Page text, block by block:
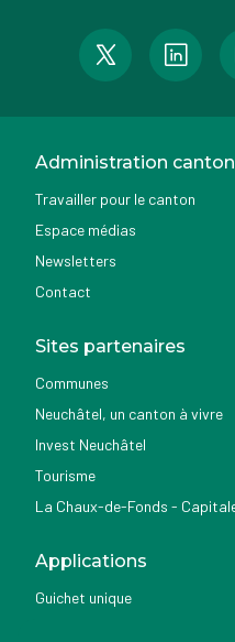
Administration
Travailler pour le canton
Espace médias
Newsletters
Contact
Sites partenaires
Communes
Neuchâtel, un canton à vivre
Invest Neuchâtel
Tourisme
La Chaux-de-Fonds -
Applications
Guichet unique